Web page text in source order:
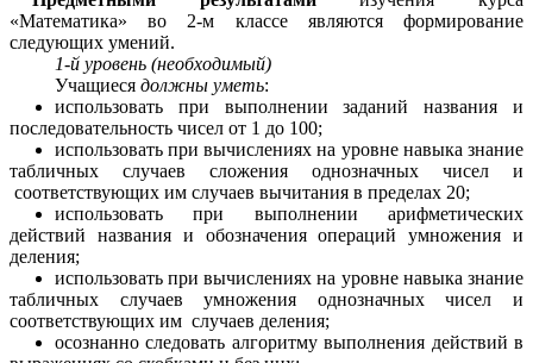
«Математика» во 2-м классе являются формирование
следующих умений.
1-й уровень (необходимый)
Учащиеся должны уметь:
использовать при выполнении заданий названия и
последовательность чисел от 1 до 100;
использовать при вычислениях на уровне навыка знание
табличных случаев сложения однозначных чисел и
соответствующих им случаев вычитания в пределах 20;
использовать при выполнении арифметических
действий названия и обозначения операций умножения и
деления;
использовать при вычислениях на уровне навыка знание
табличных случаев умножения однозначных чисел и
соответствующих им случаев деления;
осознанно следовать алгоритму выполнения действий в